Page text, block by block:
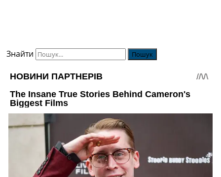
Знайти